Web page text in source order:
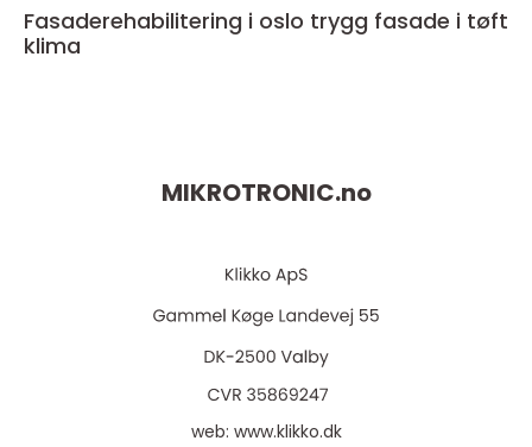
Fasaderehabilitering i oslo trygg fasade i tøft
klima
MIKROTRONIC.no
web: www.klikko.dk